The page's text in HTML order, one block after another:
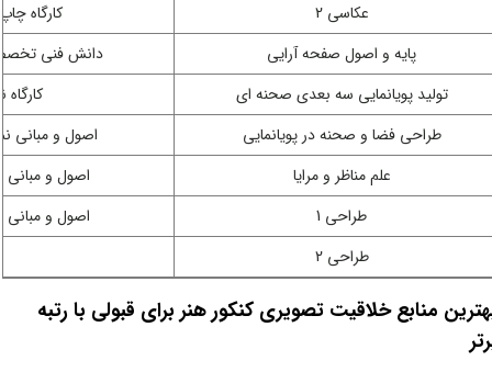
عکاسی 2
کارگاه
پایه و اصول صفحه آرایی
دانش فنی
تولید پویانمایی سه بعدی صحنه ای
طراحی فضا و صحنه در پویانمایی
اصول و مبانی
علم مناظر و مرایا
اصول و
طراحی 1
اصول و
طراحی 2
منابع خلاقیت تصویری کنکور هنر برای قبولی با رتبه